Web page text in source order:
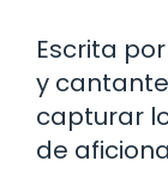
Escrita
y
capturar
de